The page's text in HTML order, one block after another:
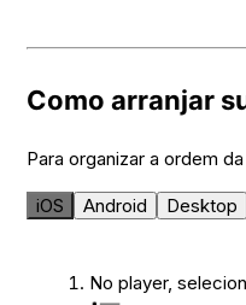
Como arranjar
Para organizar a ordem
iOS Android Desktop
No player,